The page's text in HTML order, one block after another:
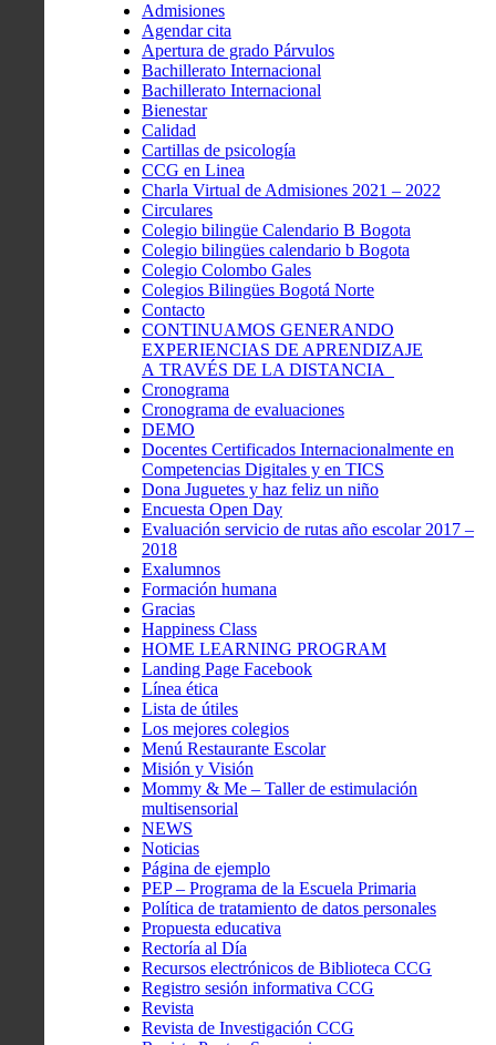
Admisiones
Agendar cita
Apertura de grado Párvulos
Bachillerato Internacional
Bachillerato Internacional
Bienestar
Calidad
Cartillas de psicología
CCG en Linea
Charla Virtual de Admisiones 2021 – 2022
Circulares
Colegio bilingüe Calendario B Bogota
Colegio bilingües calendario b Bogota
Colegio Colombo Gales
Colegios Bilingües Bogotá Norte
Contacto
CONTINUAMOS GENERANDO
EXPERIENCIAS DE APRENDIZAJE
A TRAVÉS DE LA DISTANCIA
Cronograma
Cronograma de evaluaciones
DEMO
Docentes Certificados Internacionalmente en
Competencias Digitales y en TICS
Dona Juguetes y haz feliz un niño
Encuesta Open Day
Evaluación servicio de rutas año escolar 2017 –
2018
Exalumnos
Formación humana
Gracias
Happiness Class
HOME LEARNING PROGRAM
Landing Page Facebook
Línea ética
Lista de útiles
Los mejores colegios
Menú Restaurante Escolar
Misión y Visión
Mommy & Me – Taller de estimulación
multisensorial
NEWS
Noticias
Página de ejemplo
PEP – Programa de la Escuela Primaria
Política de tratamiento de datos personales
Propuesta educativa
Rectoría al Día
Recursos electrónicos de Biblioteca CCG
Registro sesión informativa CCG
Revista
Revista de Investigación CCG